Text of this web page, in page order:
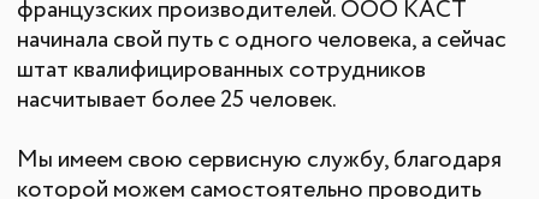
КАТАЛОГ
Автомобильные перегрузчики
Агронавигаторы
Бортовые компьютеры
Глубокорыхлители